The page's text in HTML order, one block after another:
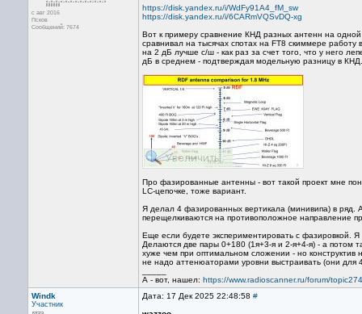
с авг 2016
Псков
Сообщений: 7674
https://disk.yandex.ru/i/WdFy91A4_fM_sw
https://disk.yandex.ru/i/6CARmVQSvDQ-xg
Вот к примеру сравнение КНД разных антенн на
сравнивал на тысячах спотах на FT8 скиммере
на 2 дБ лучше с/ш - как раз за счет того, что у него
дБ в среднем - подтверждая модельную разницу в КНД.
Про фазированные антенны - вот такой проект мне
LC-цепочке, тоже вариант.
Я делал 4 фазированных вертикала (минивипа) в ряд.
перещелкиваются на противоположное направление
Еще если будете экспериментировать с фазировкой.
Делаются две пары 0+180 (1я+3-я и 2-я+4-я) - а потом
хуже чем при оптимальном сложении - но
не надо аттенюаторами уровни выстраивать (они для
А - вот, нашел: https://www.radioscanner.ru/forum/
Windk
Участник
Дата: 17 Дек 2025 22:48:58 #